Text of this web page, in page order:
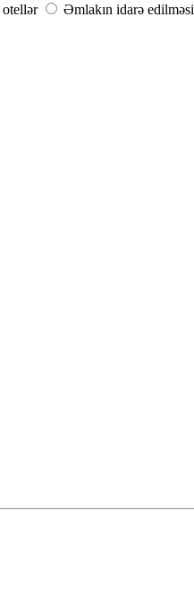
Əmlakın idarə edilməsi